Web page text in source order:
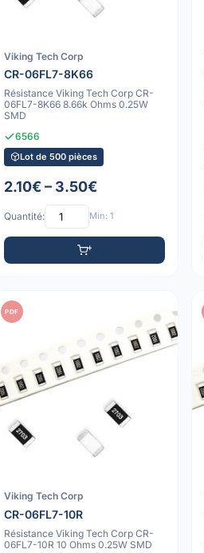
Viking Tech Corp
CR-06FL7-8K66
Résistance Viking Tech Corp CR-
06FL7-8K66 8.66k Ohms 0.25W
SMD
6566
Lot de 500 pièces
2.10€ – 3.50€
Quantité: Min: 1
PDF
Viking Tech Corp
CR-06FL7-10R
Résistance Viking Tech Corp CR-
06FL7-10R 10 Ohms 0.25W SMD